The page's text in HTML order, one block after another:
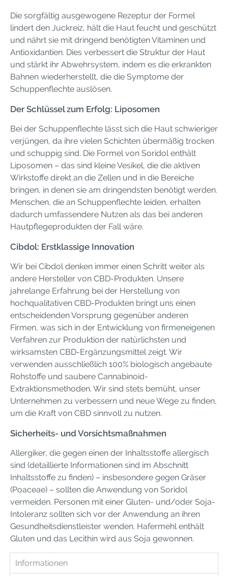
Die sorgfältig ausgewogene Rezeptur der Formel
lindert den Juckreiz, hält die Haut feucht und geschützt
und nährt sie mit dringend benötigten Vitaminen und
Antioxidantien. Dies verbessert die Struktur der Haut
und stärkt ihr Abwehrsystem, indem es die erkrankten
Bahnen wiederherstellt, die die Symptome der
Schuppenflechte auslösen.
Der Schlüssel zum Erfolg: Liposomen
Bei der Schuppenflechte lässt sich die Haut schwieriger
verjüngen, da ihre vielen Schichten übermäßig trocken
und schuppig sind. Die Formel von Soridol enthält
Liposomen – das sind kleine Vesikel, die die aktiven
Wirkstoffe direkt an die Zellen und in die Bereiche
bringen, in denen sie am dringendsten benötigt werden.
Menschen, die an Schuppenflechte leiden, erhalten
dadurch umfassendere Nutzen als das bei anderen
Hautpflegeprodukten der Fall wäre.
Cibdol: Erstklassige Innovation
Wir bei Cibdol denken immer einen Schritt weiter als
andere Hersteller von CBD-Produkten. Unsere
jahrelange Erfahrung bei der Herstellung von
hochqualitativen CBD-Produkten bringt uns einen
entscheidenden Vorsprung gegenüber anderen
Firmen, was sich in der Entwicklung von firmeneigenen
Verfahren zur Produktion der natürlichsten und
wirksamsten CBD-Ergänzungsmittel zeigt. Wir
verwenden ausschließlich 100% biologisch angebaute
Rohstoffe und saubere Cannabinoid-
Extraktionsmethoden. Wir sind stets bemüht, unser
Unternehmen zu verbessern und neue Wege zu finden,
um die Kraft von CBD sinnvoll zu nutzen.
Sicherheits- und Vorsichtsmaßnahmen
Allergiker, die gegen einen der Inhaltsstoffe allergisch
sind (detaillierte Informationen sind im Abschnitt
Inhaltsstoffe zu finden) – insbesondere gegen Gräser
(Poaceae) – sollten die Anwendung von Soridol
vermeiden. Personen mit einer Gluten- und/oder Soja-
Intoleranz sollten sich vor der Anwendung an ihren
Gesundheitsdienstleister wenden. Hafermehl enthält
Gluten und das Lecithin wird aus Soja gewonnen.
Informationen